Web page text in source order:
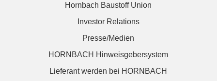
Hornbach Baustoff Union
Investor Relations
Presse/Medien
HORNBACH Hinweisgebersystem
Lieferant werden bei HORNBACH